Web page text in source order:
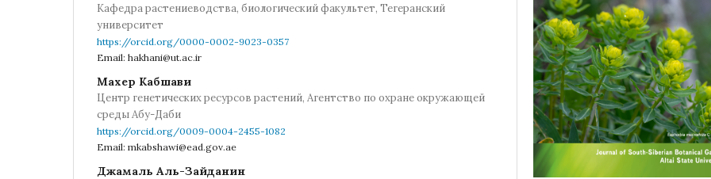
Кафедра растениеводства, биологический факультет, Тегеранский
университет
https://orcid.org/0000-0002-9023-0357
Email: hakhani@ut.ac.ir
Махер Кабшави
Центр генетических ресурсов растений, Агентство по охране окружающей
среды Абу-Даби
https://orcid.org/0009-0004-2455-1082
Email: mkabshawi@ead.gov.ae
Джамаль Аль-Зайданин